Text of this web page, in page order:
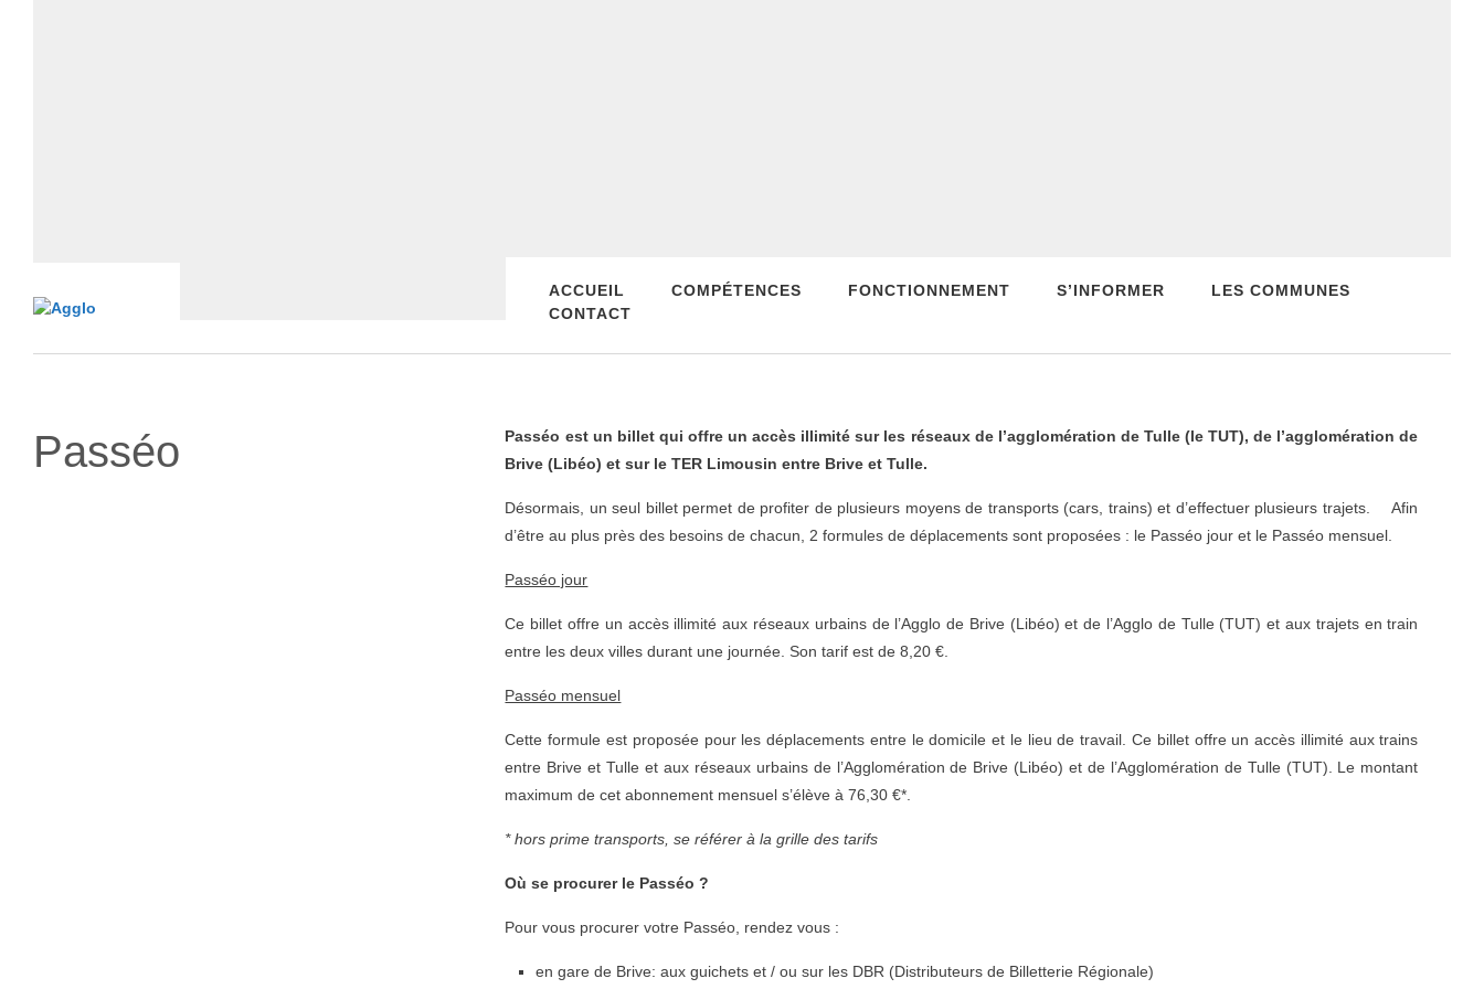
ACCUEIL COMPÉTENCES FONCTIONNEMENT S’INFORMER
LES COMMUNES
CONTACT
Passéo
Passéo est un billet qui offre un accès illimité sur les réseaux de l’agglomération de Tulle (le TUT), de l’agglomération de
Brive (Libéo) et sur le TER Limousin entre Brive et Tulle.
Désormais, un seul billet permet de profiter de plusieurs moyens de transports (cars, trains) et d’effectuer plusieurs trajets. Afin
d’être au plus près des besoins de chacun, 2 formules de déplacements sont proposées : le Passéo jour et le Passéo mensuel.
Passéo jour
Ce billet offre un accès illimité aux réseaux urbains de l’Agglo de Brive (Libéo) et de l’Agglo de Tulle (TUT) et aux trajets en train
entre les deux villes durant une journée. Son tarif est de 8,20 €.
Passéo mensuel
Cette formule est proposée pour les déplacements entre le domicile et le lieu de travail. Ce billet offre un accès illimité aux trains
entre Brive et Tulle et aux réseaux urbains de l’Agglomération de Brive (Libéo) et de l’Agglomération de Tulle (TUT). Le montant
maximum de cet abonnement mensuel s’élève à 76,30 €*.
* hors prime transports, se référer à la grille des tarifs
Où se procurer le Passéo ?
Pour vous procurer votre Passéo, rendez vous :
en gare de Brive: aux guichets et / ou sur les DBR (Distributeurs de Billetterie Régionale)